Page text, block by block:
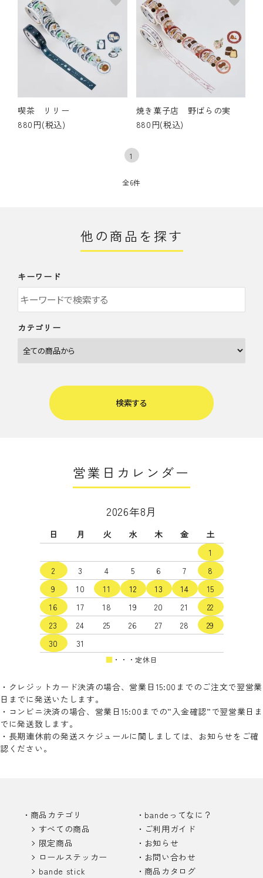
喫茶 リリー
880円(税込)
焼き菓子店 野ばらの実
880円(税込)
1
全6件
他の商品を探す
キーワード
カテゴリー
検索する
カテゴリー
検索する
営業日カレンダー
2026年8月
日 月 火 水 木 金
土
1
2
3 4 5 6 7
8
9
10 11 12 13 14
15
16
17 18 19 20 21
22
23
24 25 26 27 28
29
30
31
■ ・・・定休日
・クレジットカード決済の場合、営業日15:00までのご注文で翌営業
日までに発送いたします。
・コンビニ決済の場合、営業日15:00までの”入金確認”で翌営業日ま
でに発送致します。
・長期連休前の発送スケジュールに関しましては、お知らせをご確
認ください。
商品カテゴリ
すべての商品
限定商品
ロールステッカー
bande stick
bandeってなに？
ご利用ガイド
お知らせ
お問い合わせ
商品カタログ